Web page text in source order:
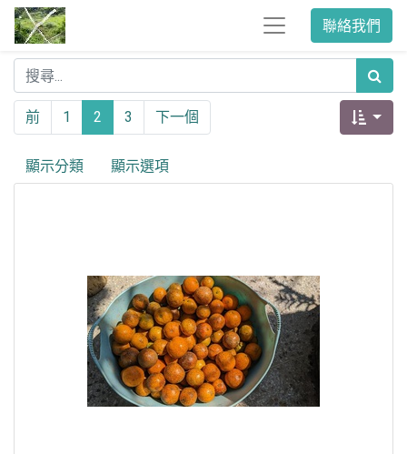
聯絡我們
前 1 2 3 下一個
顯示分類 顯示選項